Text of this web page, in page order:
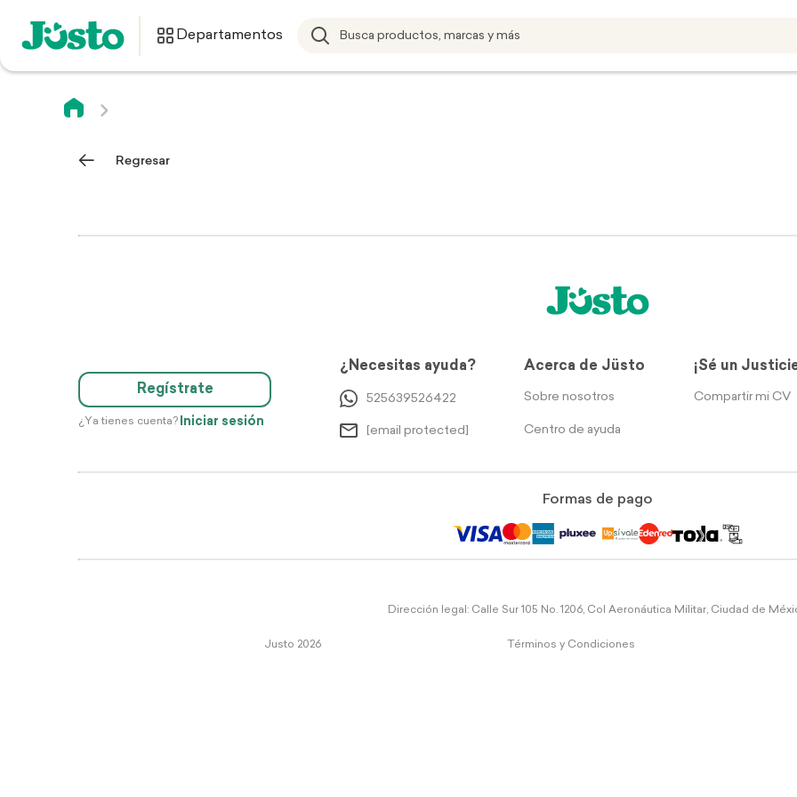
Departamentos
Regresar
Regístrate
¿Ya tienes cuenta? Iniciar sesión
¿Necesitas ayuda?
525639526422
[email protected]
Acerca de Jüsto
Sobre nosotros
Centro de ayuda
¡Sé un
Compartir mi CV
Formas de pago
Dirección legal: Calle Sur 105 No. 1206, Col Aeronáutica Militar, Ciudad de
Justo 2026 Términos y Condiciones